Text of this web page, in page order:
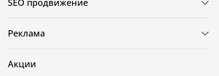
SEO продвижение
Реклама
Акции